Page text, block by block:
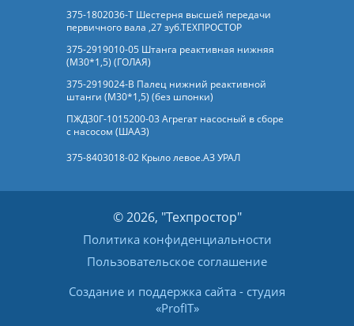
375-1802036-Т Шестерня высшей передачи
первичного вала ,27 зуб.ТЕХПРОСТОР
375-2919010-05 Штанга реактивная нижняя
(М30*1,5) (ГОЛАЯ)
375-2919024-В Палец нижний реактивной
штанги (М30*1,5) (без шпонки)
ПЖД30Г-1015200-03 Агрегат насосный в сборе
с насосом (ШААЗ)
375-8403018-02 Крыло левое.АЗ УРАЛ
© 2026, "Техпростор"
Политика конфиденциальности
Пользовательское соглашение
Создание и поддержка сайта - студия
«ProfIT»